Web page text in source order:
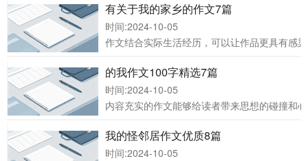
有关于我的家乡的作文7篇
时间:2024-10-05
作文结合实际生活经历，可以让作品更具有感
的我作文100字精选7篇
时间:2024-10-05
内容充实的作文能够给读者带来思想的碰撞和
我的怪邻居作文优质8篇
时间:2024-10-05